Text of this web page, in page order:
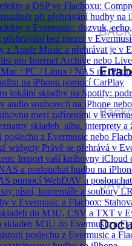
a DSP ve Flacboxu:
při přehrávání hudby na
v Evermusic: dozvuk,
přehrávání bez mezer v
z Apple Music a přehrávat je v
pro Internet Archive nebo
Mac / PC / Linux / NAS na
na iPhonu pomocí CarPlay
lokální skladby na Spotify:
audio souborech na iPhone
mezi zařízeními v
skladeb, alba, interprety
poslechu z Evermusic nebo
widgety Právě se přehrává v
Import vaší knihovny iCloud
a poslouchat hudbu na
pomocí WebDAV a
písní, komentáře a soubory
v Evermusic a Flacbox:
do M3U, CSV a TXT v
skladeb M3U do Evermusic a
poslechu z Evermusic a